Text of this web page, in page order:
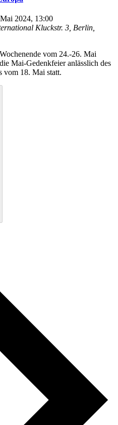
2024, 13:00
Kluckstr. 3, Berlin,
vom 24.-26. Mai
Mai-Gedenkfeier anlässlich des
vom 18. Mai statt.